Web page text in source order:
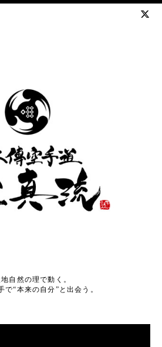
地自然の理で動く。
で“本来の自分”と出会う。